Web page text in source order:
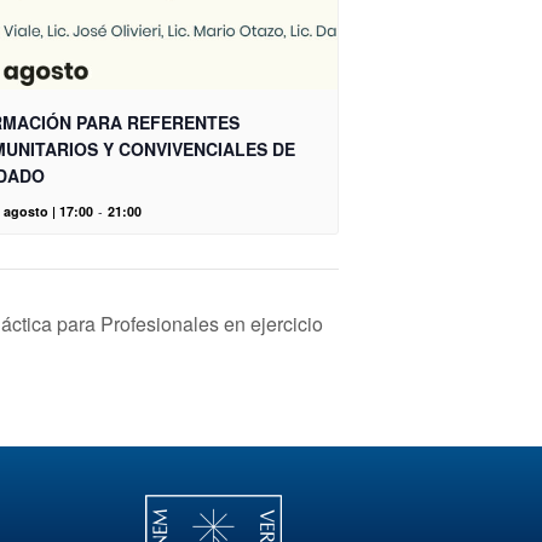
PARA REFERENTES
Y CONVIVENCIALES DE
agosto | 17:00 - 21:00
para Profesionales en ejercicio